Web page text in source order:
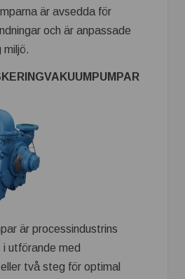
är avsedda för
och är anpassade
miljö.
är processindustrins
utförande med
två steg för optimal